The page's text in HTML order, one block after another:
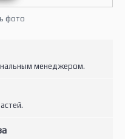
фото
менеджером.